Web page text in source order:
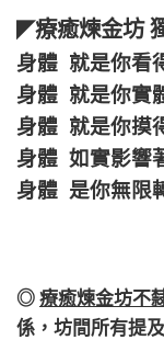
◤療癒煉金坊
身體 就是你看
身體 就是你實
身體 就是你摸
身體 如實影響
身體 是你無限
◎療癒煉金坊不
係， 坊間所有提